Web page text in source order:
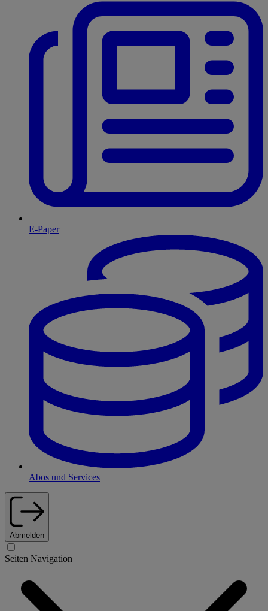
E-Paper
Abos und Services
Abmelden
Seiten Navigation